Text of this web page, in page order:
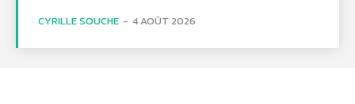
CYRILLE SOUCHE - 4 AOÛT 2026